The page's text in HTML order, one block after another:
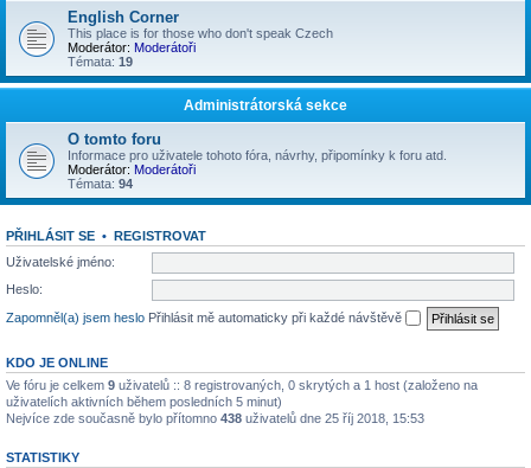
English Corner
This place is for those who don't speak Czech
Moderátor: Moderátoři
Témata: 19
Administrátorská sekce
O tomto foru
Informace pro uživatele tohoto fóra, návrhy, připomínky k foru atd.
Moderátor: Moderátoři
Témata: 94
PŘIHLÁSIT SE • REGISTROVAT
Uživatelské jméno:
Heslo:
Zapomněl(a) jsem heslo Přihlásit mě automaticky při každé návštěvě
KDO JE ONLINE
Ve fóru je celkem 9 uživatelů :: 8 registrovaných, 0 skrytých a 1 host (založeno na
uživatelích aktivních během posledních 5 minut)
Nejvíce zde současně bylo přítomno 438 uživatelů dne 25 říj 2018, 15:53
STATISTIKY